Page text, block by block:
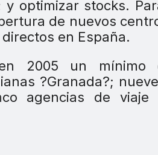
optimizar stocks.
de nuevos
en España.
2005 un mínimo
?Granada?;
agencias de